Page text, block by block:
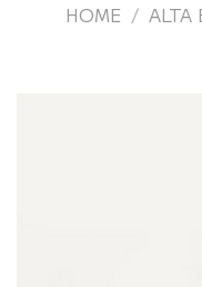
HOME / ALTA